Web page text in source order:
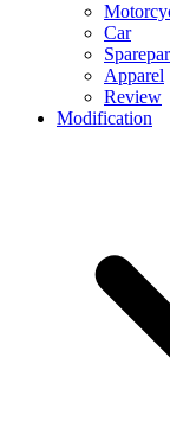
Car
Apparel
Review
Modification